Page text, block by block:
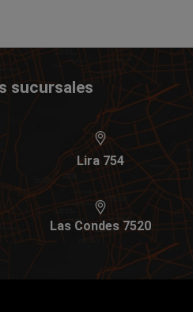
sucursales
Lira 754
Las Condes 7520